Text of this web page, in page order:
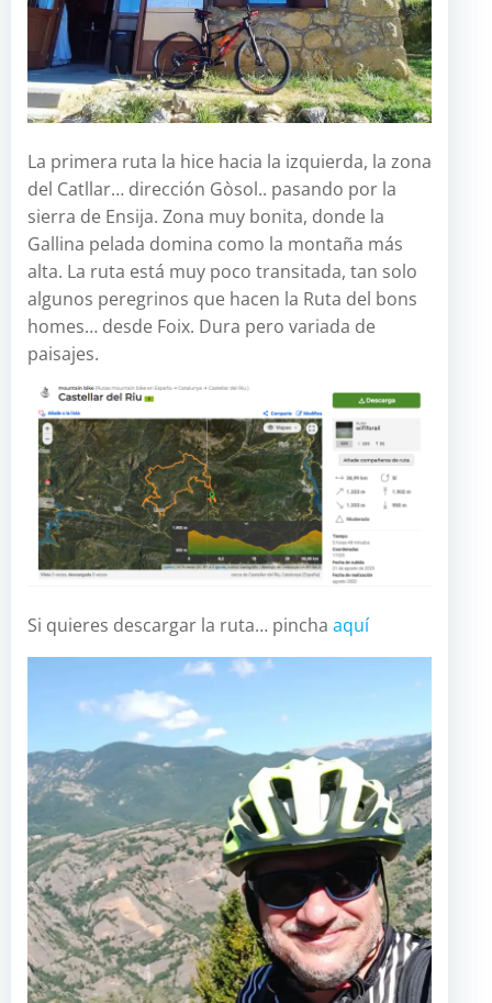
La primera ruta la hice hacia la izquierda, la zona
del Catllar… dirección Gòsol.. pasando por la
sierra de Ensija. Zona muy bonita, donde la
Gallina pelada domina como la montaña más
alta. La ruta está muy poco transitada, tan solo
algunos peregrinos que hacen la Ruta del bons
homes… desde Foix. Dura pero variada de
paisajes.
Si quieres descargar la ruta… pincha aquí